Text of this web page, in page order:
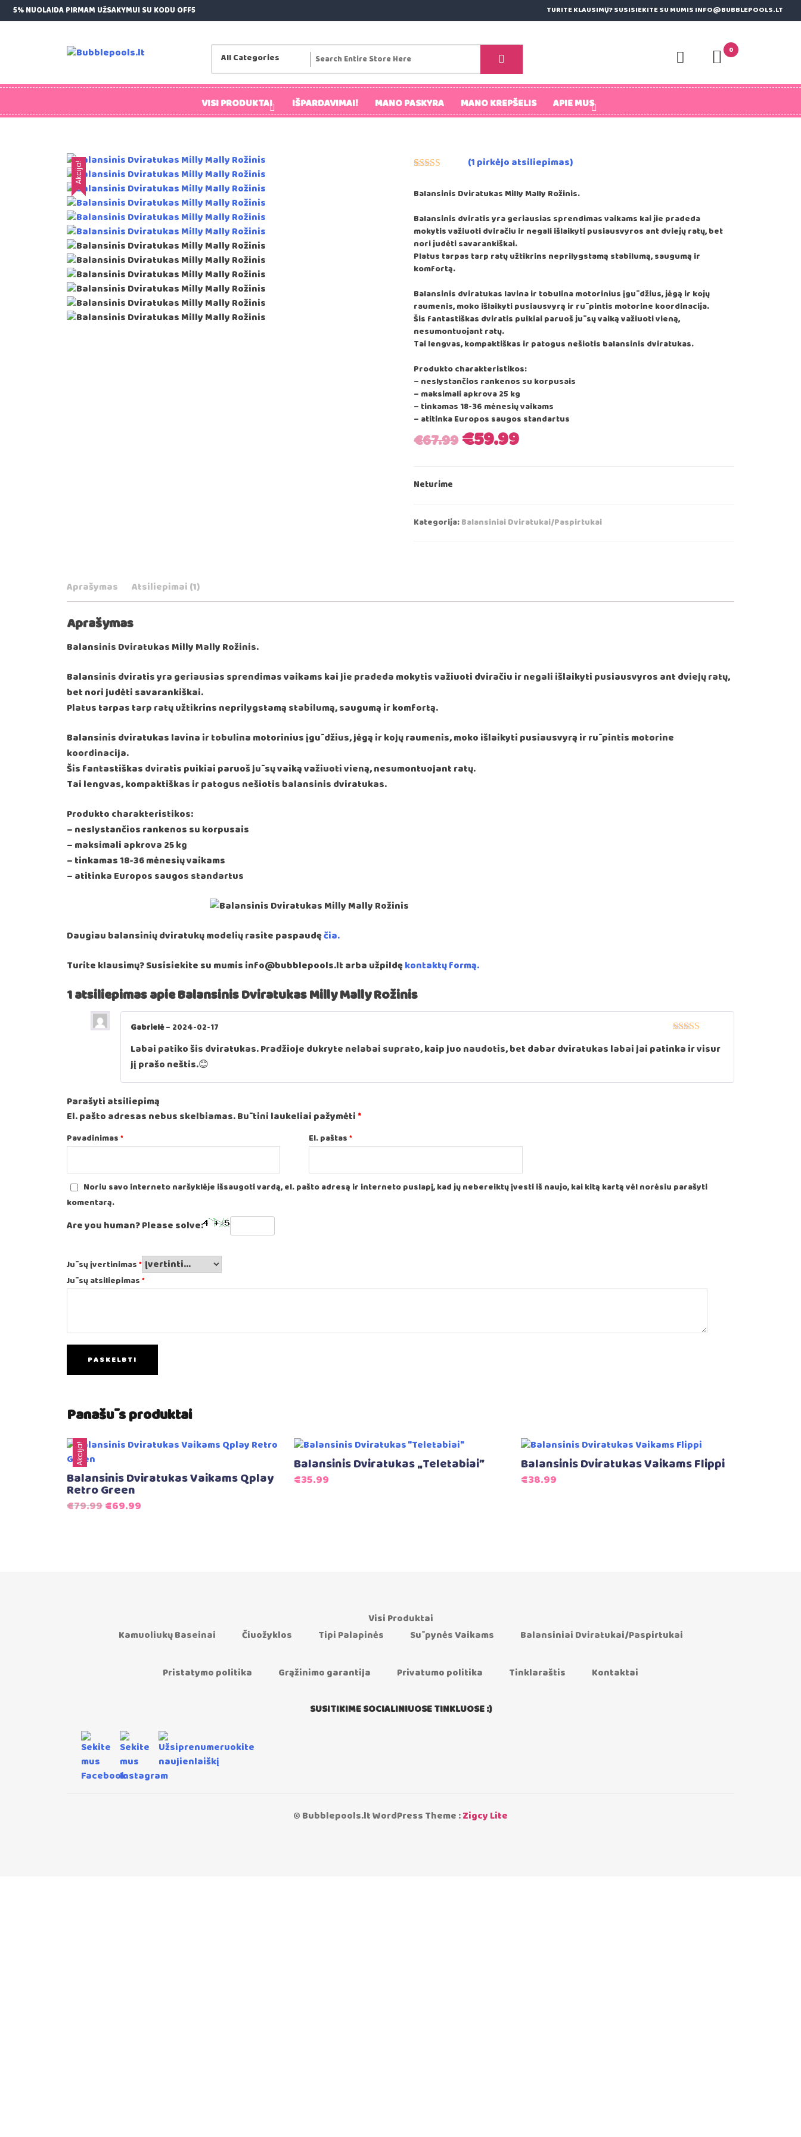
Skip
to
5% NUOLAIDA PIRMAM UŽSAKYMUI SU KODU OFF5 TURITE KLAUSIMŲ? SUSISIEKITE SU MUMIS INFO@BUBBLEPOOLS.LT
0
VISI PRODUKTAI IŠPARDAVIMAI! MANO PASKYRA MANO KREPŠELIS APIE MUS
Akcija!
(viso
(1 pirkėjo atsiliepimas)
Balansinis Dviratukas Milly Mally Rožinis.
Balansinis dviratis yra geriausias sprendimas vaikams kai jie pradeda
mokytis važiuoti dviračiu ir negali išlaikyti pusiausvyros ant dviejų ratų, bet
nori judėti savarankiškai.
Platus tarpas tarp ratų užtikrins neprilygstamą stabilumą, saugumą ir
komfortą.
Balansinis dviratukas lavina ir tobulina motorinius įgūdžius, jėgą ir kojų
raumenis, moko išlaikyti pusiausvyrą ir rūpintis motorine koordinacija.
Šis fantastiškas dviratis puikiai paruoš jūsų vaiką važiuoti vieną,
nesumontuojant ratų.
Tai lengvas, kompaktiškas ir patogus nešiotis balansinis dviratukas.
Produkto charakteristikos:
– neslystančios rankenos su korpusais
– maksimali apkrova 25 kg
– tinkamas 18-36 mėnesių vaikams
– atitinka Europos saugos standartus
€67.99Original
€67.99.
€59.99Current
€59.99.
Neturime
Kategorija:Balansiniai Dviratukai/Paspirtukai
Aprašymas Atsiliepimai (1)
Aprašymas
Balansinis Dviratukas Milly Mally Rožinis.
Balansinis dviratis yra geriausias sprendimas vaikams kai jie pradeda mokytis važiuoti dviračiu ir negali išlaikyti pusiausvyros ant dviejų ratų,
bet nori judėti savarankiškai.
Platus tarpas tarp ratų užtikrins neprilygstamą stabilumą, saugumą ir komfortą.
Balansinis dviratukas lavina ir tobulina motorinius įgūdžius, jėgą ir kojų raumenis, moko išlaikyti pusiausvyrą ir rūpintis motorine
koordinacija.
Šis fantastiškas dviratis puikiai paruoš jūsų vaiką važiuoti vieną, nesumontuojant ratų.
Tai lengvas, kompaktiškas ir patogus nešiotis balansinis dviratukas.
Produkto charakteristikos:
– neslystančios rankenos su korpusais
– maksimali apkrova 25 kg
– tinkamas 18-36 mėnesių vaikams
– atitinka Europos saugos standartus
Daugiau balansinių dviratukų modelių rasite paspaudęčia.
Turite klausimų? Susisiekite su mumis info@bubblepools.lt arba užpildękontaktų formą.
1 atsiliepimas apieBalansinis Dviratukas Milly Mally Rožinis
iš 5
Gabrielė– 2024-02-17
Labai patiko šis dviratukas. Pradžioje dukryte nelabai suprato, kaip juo naudotis, bet dabar dviratukas labai jai patinka ir visur
jį prašo neštis.😊
Parašyti atsiliepimą
El. pašto adresas nebus skelbiamas.Būtini laukeliai pažymėti *
Pavadinimas* El. paštas*
Noriu savo interneto naršyklėje išsaugoti vardą, el. pašto adresą ir interneto puslapį, kad jų nebereiktų įvesti iš naujo, kai kitą kartą vėl norėsiu parašyti
komentarą.
Are you human? Please solve:
Jūsų įvertinimas*
Jūsų atsiliepimas*
Panašūs produktai
Akcija!
Balansinis Dviratukas Vaikams Qplay
Retro Green
€79.99Original
€69.99
Balansinis Dviratukas „Teletabiai”
€35.99
Balansinis Dviratukas Vaikams Flippi
€38.99
Visi Produktai
Kamuoliukų Baseinai
Čiuožyklos Tipi Palapinės Sūpynės Vaikams Balansiniai Dviratukai/Paspirtukai
Pristatymo politika Grąžinimo garantija Privatumo politika Tinklaraštis Kontaktai
SUSITIKIME SOCIALINIUOSE TINKLUOSE :)
© Bubblepools.lt WordPress Theme :Zigcy Lite